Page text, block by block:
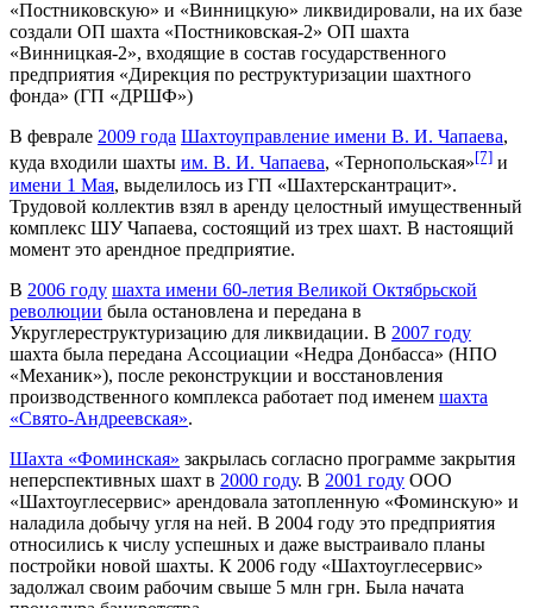
«Постниковскую» и «Винницкую» ликвидировали, на их базе
создали ОП шахта «Постниковская-2» ОП шахта
«Винницкая-2», входящие в состав государственного
предприятия «Дирекция по реструктуризации шахтного
фонда» (ГП «ДРШФ»)
В феврале 2009 года Шахтоуправление имени В. И. Чапаева,
куда входили шахты им. В. И. Чапаева, «Тернопольская»[7] и
имени 1 Мая, выделилось из ГП «Шахтерскантрацит».
Трудовой коллектив взял в аренду целостный имущественный
комплекс ШУ Чапаева, состоящий из трех шахт. В настоящий
момент это арендное предприятие.
В 2006 году шахта имени 60-летия Великой Октябрьской
революции была остановлена и передана в
Укруглереструктуризацию для ликвидации. В 2007 году
шахта была передана Ассоциации «Недра Донбасса» (НПО
«Механик»), после реконструкции и восстановления
производственного комплекса работает под именем шахта
«Свято-Андреевская».
Шахта «Фоминская» закрылась согласно программе закрытия
неперспективных шахт в 2000 году. В 2001 году ООО
«Шахтоуглесервис» арендовала затопленную «Фоминскую» и
наладила добычу угля на ней. В 2004 году это предприятия
относились к числу успешных и даже выстраивало планы
постройки новой шахты. К 2006 году «Шахтоуглесервис»
задолжал своим рабочим свыше 5 млн грн. Была начата